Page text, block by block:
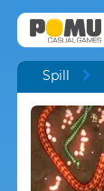
Spill